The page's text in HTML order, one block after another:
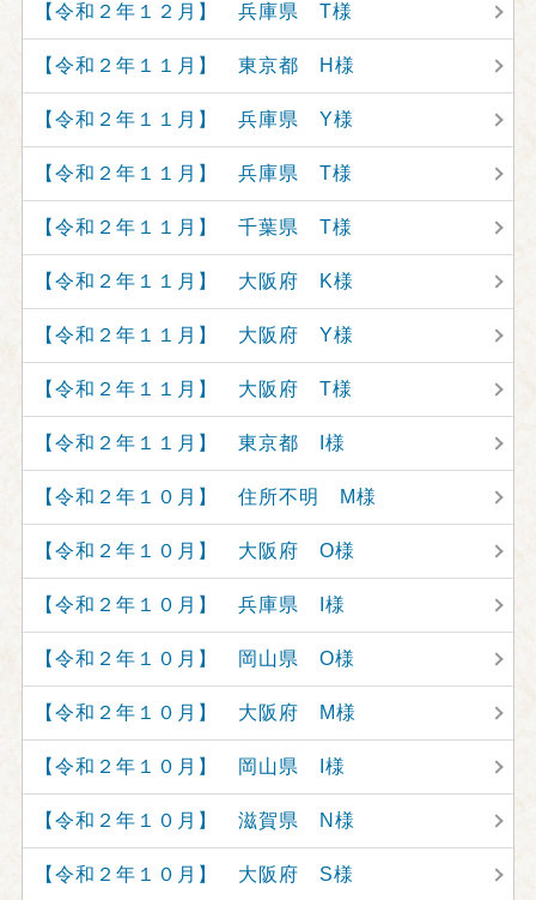
【令和２年１２月】 兵庫県 T様
【令和２年１１月】 東京都 H様
【令和２年１１月】 兵庫県 Y様
【令和２年１１月】 兵庫県 T様
【令和２年１１月】 千葉県 T様
【令和２年１１月】 大阪府 K様
【令和２年１１月】 大阪府 Y様
【令和２年１１月】 大阪府 T様
【令和２年１１月】 東京都 I様
【令和２年１０月】 住所不明 M様
【令和２年１０月】 大阪府 O様
【令和２年１０月】 兵庫県 I様
【令和２年１０月】 岡山県 O様
【令和２年１０月】 大阪府 M様
【令和２年１０月】 岡山県 I様
【令和２年１０月】 滋賀県 N様
【令和２年１０月】 大阪府 S様